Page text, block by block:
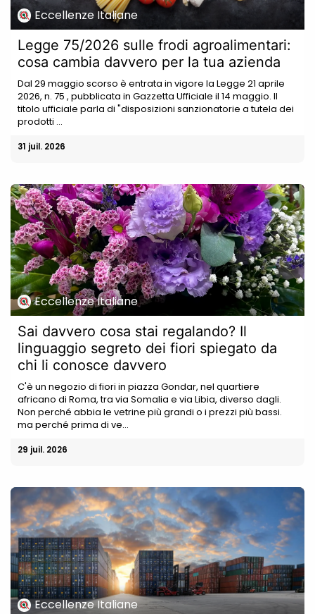
Eccellenze Italiane
Legge 75/2026 sulle frodi agroalimentari:
cosa cambia davvero per la tua azienda
Dal 29 maggio scorso è entrata in vigore la Legge 21 aprile
2026, n. 75 , pubblicata in Gazzetta Ufficiale il 14 maggio. Il
titolo ufficiale parla di "disposizioni sanzionatorie a tutela dei
prodotti ...
31 juil. 2026
Eccellenze Italiane
Sai davvero cosa stai regalando? Il
linguaggio segreto dei fiori spiegato da
chi li conosce davvero
C'è un negozio di fiori in piazza Gondar, nel quartiere
africano di Roma, tra via Somalia e via Libia, diverso dagli.
Non perché abbia le vetrine più grandi o i prezzi più bassi.
ma perché prima di ve...
29 juil. 2026
Eccellenze Italiane